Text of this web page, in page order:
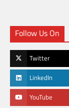
Follow Us On
Twitter
LinkedIn
YouTube